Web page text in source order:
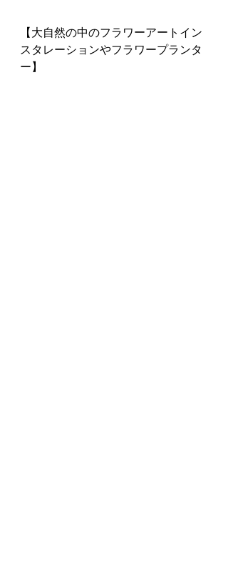
【大自然の中のフラワーアートイン
スタレーションやフラワープランタ
ー】